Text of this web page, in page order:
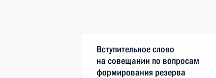
Вступительное слово
на совещании по вопросам
формирования резерва